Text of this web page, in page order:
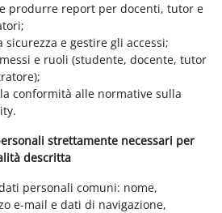
produrre report per docenti, tutor e
sicurezza e gestire gli accessi;
e ruoli (studente, docente, tutor
conformità alle normative sulla
strettamente necessari per
descritta
personali comuni: nome,
e-mail e dati di navigazione,